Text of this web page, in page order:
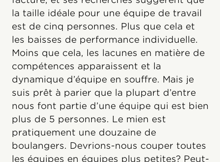
la taille idéale pour une équipe de travail
est de cinq personnes. Plus que cela et
les baisses de performance individuelle.
Moins que cela, les lacunes en matière de
compétences apparaissent et la
dynamique d’équipe en souffre. Mais je
suis prêt à parier que la plupart d’entre
nous font partie d’une équipe qui est bien
plus de 5 personnes. Le mien est
pratiquement une douzaine de
boulangers. Devrions-nous couper toutes
les équipes en équipes plus petites? Peut-